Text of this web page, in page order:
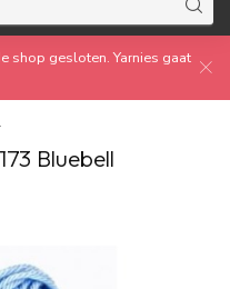
shop gesloten. Yarnies gaat
Bluebell